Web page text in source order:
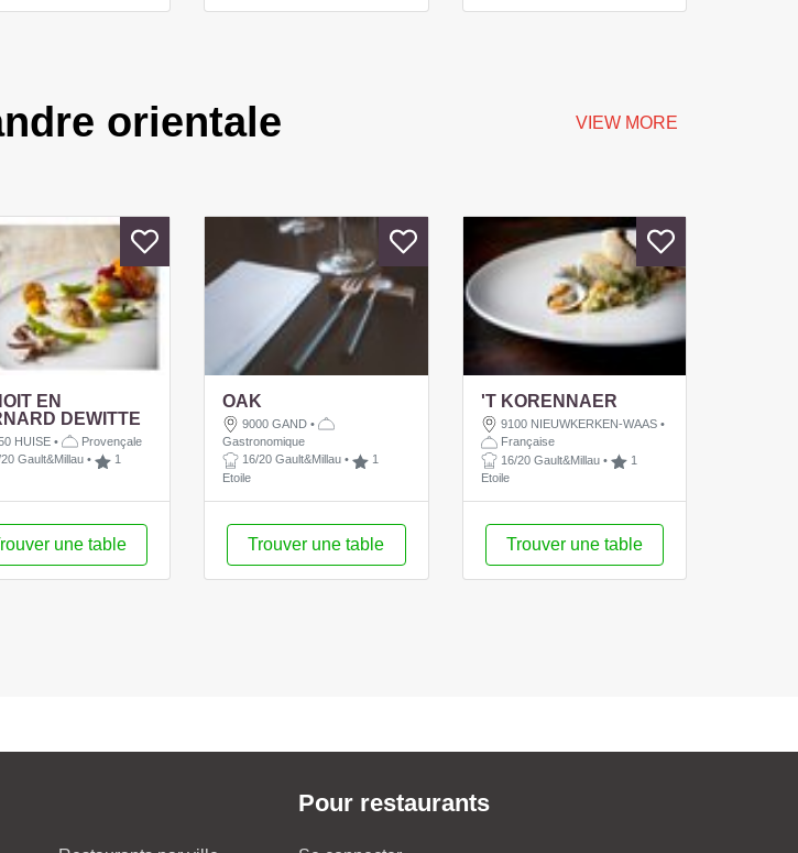
orientale VIEW MORE
EN
DEWITTE
HUISE •
Provençale
Gault&Millau •
1
une table
OAK
9000 GAND •
Gastronomique
16/20 Gault&Millau •
1
Etoile
Trouver une table
'T KORENNAER
9100 NIEUWKERKEN-WAAS •
Française
16/20 Gault&Millau •
1
Etoile
Trouver une table
Pour restaurants